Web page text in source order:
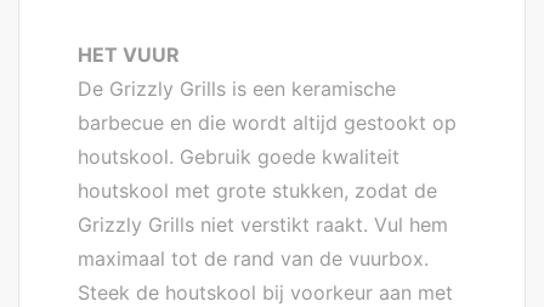
HET VUUR
De Grizzly Grills is een keramische
barbecue en die wordt altijd gestookt op
houtskool. Gebruik goede kwaliteit
houtskool met grote stukken, zodat de
Grizzly Grills niet verstikt raakt. Vul hem
maximaal tot de rand van de vuurbox.
Steek de houtskool bij voorkeur aan met